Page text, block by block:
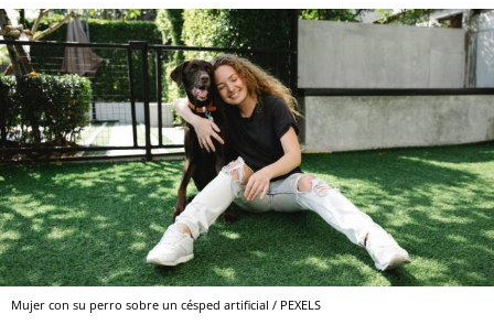
Mujer con su perro sobre un césped artificial / PEXELS